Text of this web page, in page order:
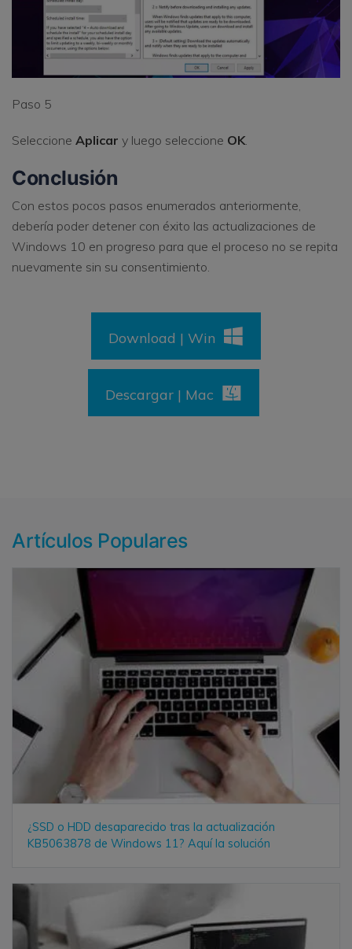
Paso 5
Seleccione Aplicar y luego seleccione OK.
Conclusión
Con estos pocos pasos enumerados anteriormente,
debería poder detener con éxito las actualizaciones de
Windows 10 en progreso para que el proceso no se repita
nuevamente sin su consentimiento.
Download | Win
Descargar | Mac
Artículos Populares
¿SSD o HDD desaparecido tras la actualización
KB5063878 de Windows 11? Aquí la solución